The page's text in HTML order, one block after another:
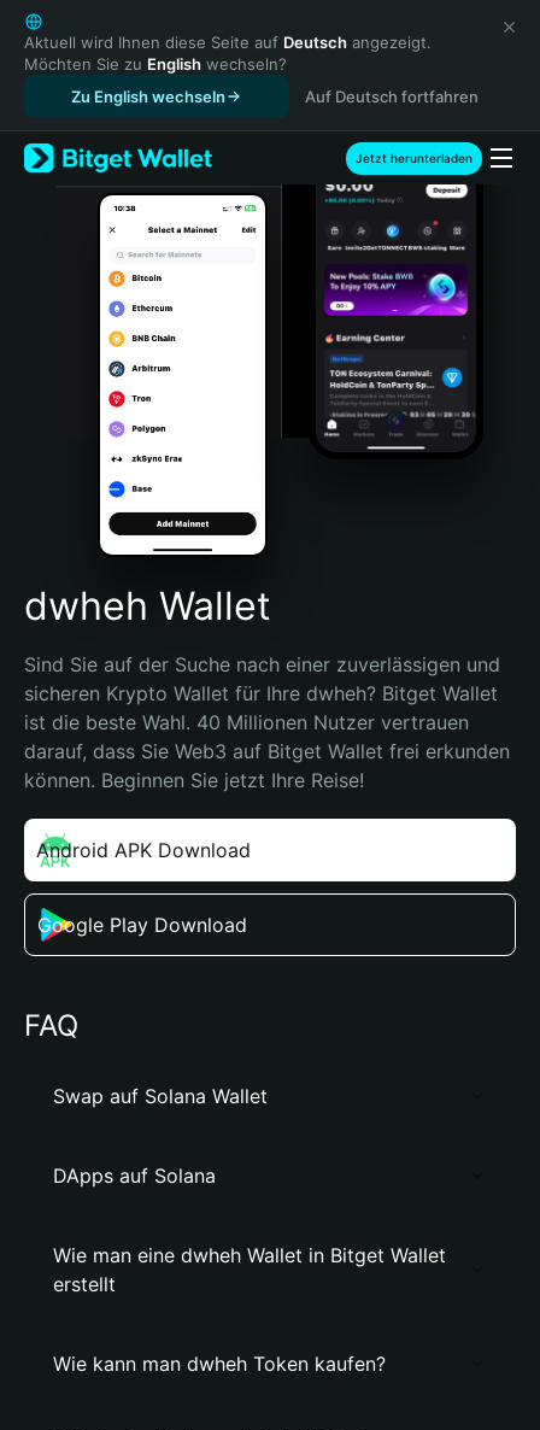
English
日本語
Tiếng Việt
Русский
Español (Latinoamérica)
Türkçe
Italiano
Português (Portugal)
Bahasa Indonesia
Português (Brasil)
Español (Argentina)
Aktuell wird Ihnen diese Seite auf Deutsch angezeigt.
Möchten Sie zu English wechseln?
Zu English wechseln
Auf Deutsch fortfahren
Jetzt herunterladen
dwheh Wallet
Sind Sie auf der Suche nach einer zuverlässigen und
sicheren Krypto Wallet für Ihre dwheh? Bitget Wallet
ist die beste Wahl. 40 Millionen Nutzer vertrauen
darauf, dass Sie Web3 auf Bitget Wallet frei erkunden
können. Beginnen Sie jetzt Ihre Reise!
Android APK Download
Google Play Download
FAQ
Swap auf Solana Wallet
DApps auf Solana
Wie man eine dwheh Wallet in Bitget Wallet
erstellt
Wie kann man dwheh Token kaufen?